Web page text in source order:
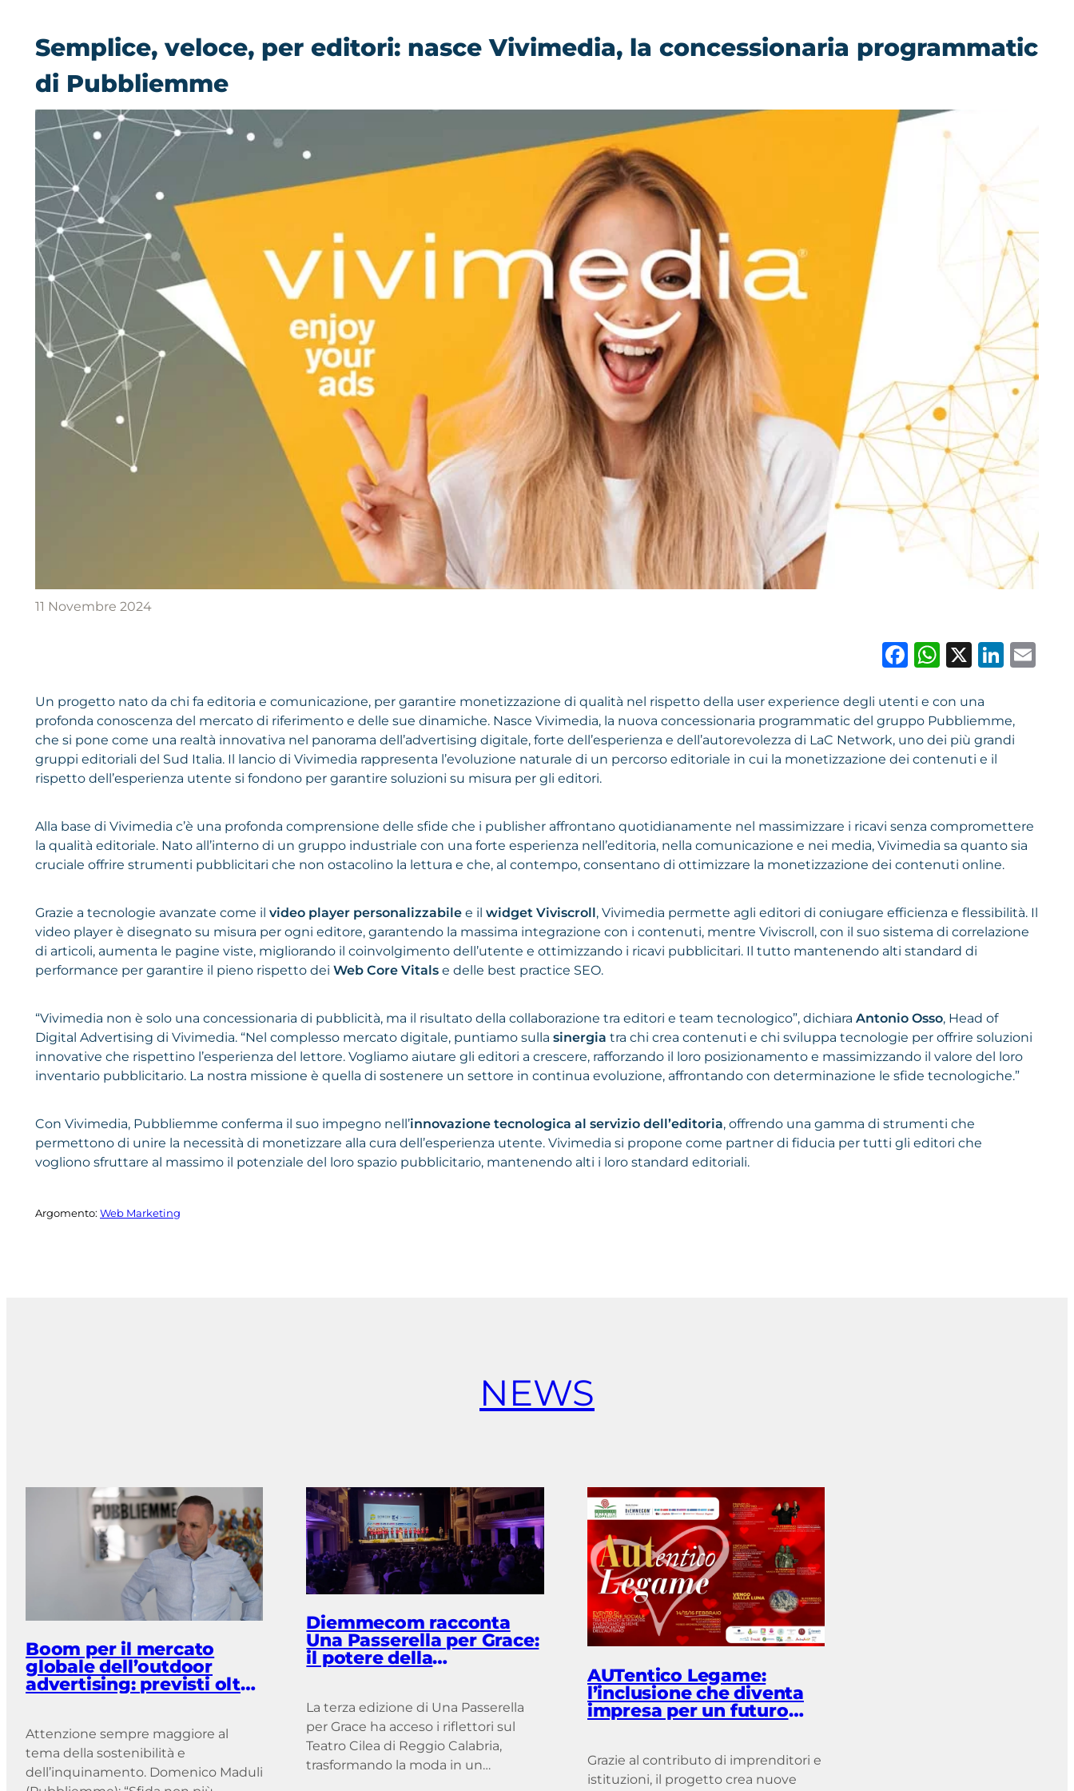
Semplice, veloce, per editori: nasce Vivimedia, la concessionaria programmatic
di Pubbliemme
11 Novembre 2024
Facebook
X
Un progetto nato da chi fa editoria e comunicazione, per garantire monetizzazione di qualità nel rispetto della user experience degli utenti e con una
profonda conoscenza del mercato di riferimento e delle sue dinamiche. Nasce Vivimedia, la nuova concessionaria programmatic del gruppo Pubbliemme,
che si pone come una realtà innovativa nel panorama dell’advertising digitale, forte dell’esperienza e dell’autorevolezza di LaC Network, uno dei più grandi
gruppi editoriali del Sud Italia. Il lancio di Vivimedia rappresenta l’evoluzione naturale di un percorso editoriale in cui la monetizzazione dei contenuti e il
rispetto dell’esperienza utente si fondono per garantire soluzioni su misura per gli editori.
Alla base di Vivimedia c’è una profonda comprensione delle sfide che i publisher affrontano quotidianamente nel massimizzare i ricavi senza compromettere
la qualità editoriale. Nato all’interno di un gruppo industriale con una forte esperienza nell’editoria, nella comunicazione e nei media, Vivimedia sa quanto sia
cruciale offrire strumenti pubblicitari che non ostacolino la lettura e che, al contempo, consentano di ottimizzare la monetizzazione dei contenuti online.
Grazie a tecnologie avanzate come il video player personalizzabile e il widget Viviscroll, Vivimedia permette agli editori di coniugare efficienza e flessibilità. Il
video player è disegnato su misura per ogni editore, garantendo la massima integrazione con i contenuti, mentre Viviscroll, con il suo sistema di correlazione
di articoli, aumenta le pagine viste, migliorando il coinvolgimento dell’utente e ottimizzando i ricavi pubblicitari. Il tutto mantenendo alti standard di
performance per garantire il pieno rispetto dei Web Core Vitals e delle best practice SEO.
“Vivimedia non è solo una concessionaria di pubblicità, ma il risultato della collaborazione tra editori e team tecnologico”, dichiara Antonio Osso, Head of
Digital Advertising di Vivimedia. “Nel complesso mercato digitale, puntiamo sulla sinergia tra chi crea contenuti e chi sviluppa tecnologie per offrire soluzioni
innovative che rispettino l’esperienza del lettore. Vogliamo aiutare gli editori a crescere, rafforzando il loro posizionamento e massimizzando il valore del loro
inventario pubblicitario. La nostra missione è quella di sostenere un settore in continua evoluzione, affrontando con determinazione le sfide tecnologiche.”
Con Vivimedia, Pubbliemme conferma il suo impegno nell’innovazione tecnologica al servizio dell’editoria, offrendo una gamma di strumenti che
permettono di unire la necessità di monetizzare alla cura dell’esperienza utente. Vivimedia si propone come partner di fiducia per tutti gli editori che
vogliono sfruttare al massimo il potenziale del loro spazio pubblicitario, mantenendo alti i loro standard editoriali.
Argomento: Web Marketing
NEWS
Boom per il mercato
globale dell’outdoor
advertising: previsti oltre
Attenzione sempre maggiore al
tema della sostenibilità e
dell’inquinamento. Domenico Maduli
Diemmecom racconta
Una Passerella per Grace:
il potere della
palco
La terza edizione di Una Passerella
per Grace ha acceso i riflettori sul
Teatro Cilea di Reggio Calabria,
trasformando la moda in un
AUTentico Legame:
l’inclusione che diventa
impresa per un futuro
Grazie al contributo di imprenditori e
istituzioni, il progetto crea nuove